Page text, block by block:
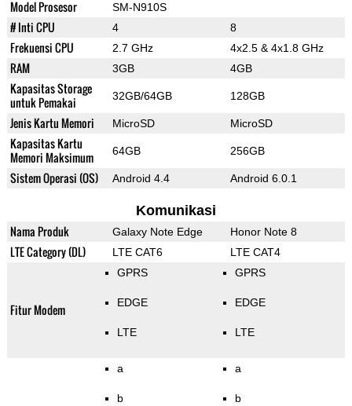
Model Prosesor SM-N910S
# Inti CPU 4 8
Frekuensi CPU 2.7 GHz 4x2.5 & 4x1.8 GHz
RAM 3GB 4GB
Kapasitas Storage
untuk Pemakai
32GB/64GB 128GB
Jenis Kartu Memori MicroSD MicroSD
Kapasitas Kartu
Memori Maksimum
64GB 256GB
Sistem Operasi (OS) Android 4.4 Android 6.0.1
Komunikasi
Nama Produk Galaxy Note Edge Honor Note 8
LTE Category (DL) LTE CAT6 LTE CAT4
Fitur Modem
GPRS
EDGE
LTE
GPRS
EDGE
LTE
a
b
a
b